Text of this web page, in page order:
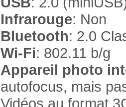
Infrarouge: Non
Bluetooth: 2.0
Wi-Fi: 802.11 b/g
Appareil photo
autofocus, mais
Vidéos au format